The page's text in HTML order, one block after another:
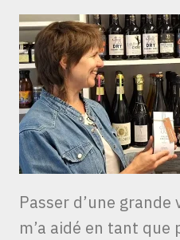
Passer d’une
m’a aidé en tant que